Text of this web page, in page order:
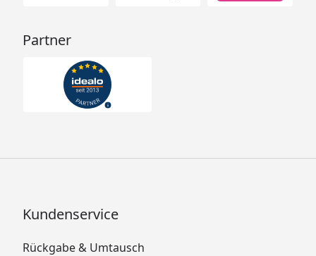
Partner
Kundenservice
Rückgabe & Umtausch